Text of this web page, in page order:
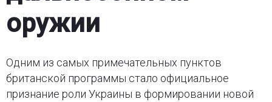
оружии
Одним из самых примечательных пунктов
британской программы стало официальное
признание роли Украины в формировании новой